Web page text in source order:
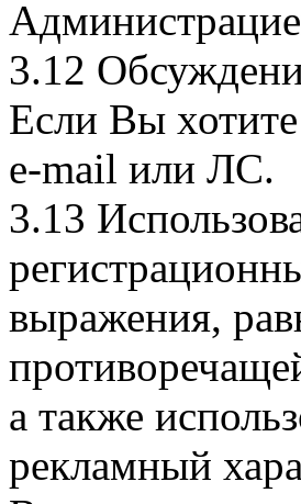
3.12
Если Вы хотите
e-mail или ЛС.
3.13
выражения,
а также
рекламный